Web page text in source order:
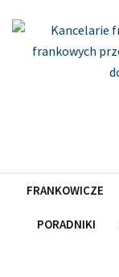
content
FRANKOWICZE
PORADNIKI